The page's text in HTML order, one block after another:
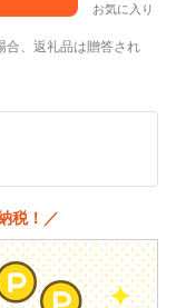
お気に入り
合、返礼品は贈答され
税！／